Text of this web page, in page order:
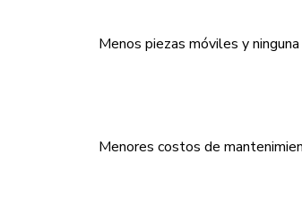
Menos piezas móviles y
Menores costos de